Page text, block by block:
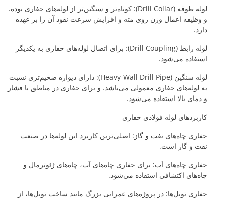
لوله طوقه (Drill Collar): کوتاه‌تر و سنگین‌تر از لوله‌های حفاری بوده.
و وظیفه اعمال وزن روی مته و افزایش سرعت نفوذ آن را بر عهده
دارد.
لوله رابط (Drill Coupling): برای اتصال لوله‌های حفاری به یکدیگر
استفاده می‌شود.
لوله سنگین (Heavy-Wall Drill Pipe): دارای دیواره ضخیم‌تری نسبت
به لوله‌های حفاری معمولی می‌باشد. و برای حفاری در مناطق با فشار
و دمای بالا استفاده می‌شود.
کاربردهای لوله فولادی حفاری
حفاری چاه‌های نفت و گاز: اصلی‌ترین کاربرد این لوله‌ها در صنعت
نفت و گاز است.
حفاری چاه‌های آب: برای حفاری چاه‌های آب، چاه‌های ژئوترمال و
چاه‌های اکتشافی استفاده می‌شود.
حفاری تونل‌ها: در پروژه‌های عمرانی بزرگ مانند ساخت تونل‌ها، از